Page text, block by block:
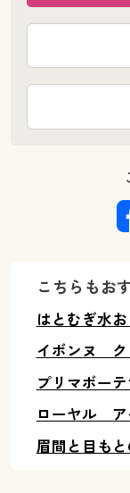
こちらもお
はとむぎ水
イボンヌ
プリマボー
ローヤル ア
眉間と目もと